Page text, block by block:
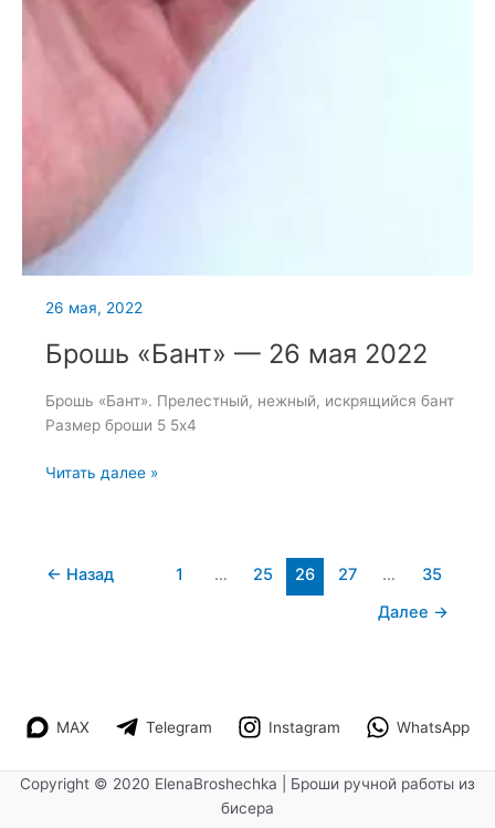
26 мая, 2022
Брошь «Бант» — 26 мая 2022
Брошь «Бант». Прелестный, нежный, искрящийся бант
Размер броши 5 5х4
Брошь
мая
Читать далее »
← Назад 1 … 25 26 27 …
35
Далее →
MAX Telegram Instagram WhatsApp
Copyright © 2020 ElenaBroshechka | Броши ручной работы из
бисера